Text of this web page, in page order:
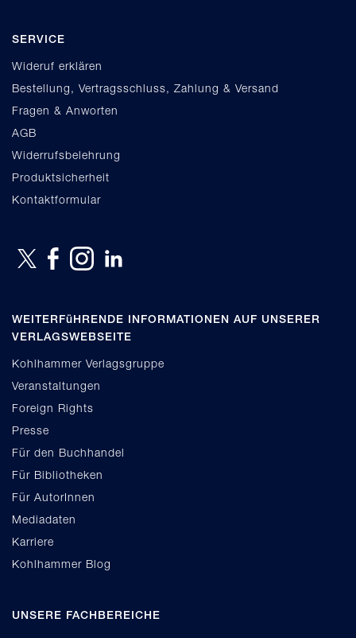
SERVICE
Wideruf erklären
Bestellung, Vertragsschluss, Zahlung & Versand
Fragen & Anworten
AGB
Widerrufsbelehrung
Produktsicherheit
Kontaktformular
WEITERFüHRENDE INFORMATIONEN AUF UNSERER
VERLAGSWEBSEITE
Kohlhammer Verlagsgruppe
Veranstaltungen
Foreign Rights
Presse
Für den Buchhandel
Für Bibliotheken
Für AutorInnen
Mediadaten
Karriere
Kohlhammer Blog
UNSERE FACHBEREICHE